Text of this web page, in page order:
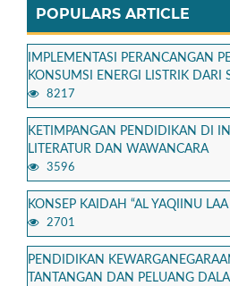
POPULARS ARTICLE
IMPLEMENTASI PERANCANGAN
KONSUMSI ENERGI LISTRIK DARI
8217
KETIMPANGAN PENDIDIKAN DI
LITERATUR DAN WAWANCARA
3596
KONSEP KAIDAH “AL YAQIINU
2701
PENDIDIKAN
TANTANGAN DAN PELUANG